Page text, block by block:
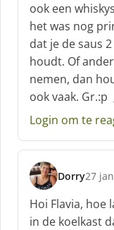
ook een
het was nog
dat je de saus
houdt. Of
nemen, dan
ook vaak. Gr.:p
Login om te
Dorry
s
c
h
r
27
Hoi Flavia, hoe
in de koelkast